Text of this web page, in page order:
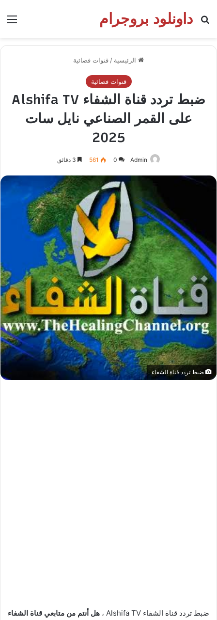
داونلود بروجرام
بحث عن
الرئيسية / قنوات فضائية
قنوات فضائية
ضبط تردد قناة الشفاء Alshifa TV
على القمر الصناعي نايل سات
2025
Admin
0
561
ضبط تردد قناة الشفاء
ضبط تردد قناة الشفاء Alshifa TV ،
هل أنتم من متابعي قناة الشفاء